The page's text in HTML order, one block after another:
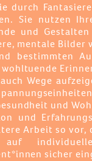
durch
Sie nutzen
und
mentale Bilder
bestimmten
wohltuende
Wege
und
und
Arbeit so vor,
sicher